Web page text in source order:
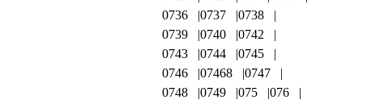
0736
0737
0738
0739
0740
0742
0743
0744
0745
0746
07468
0747
0748
0749 075
076